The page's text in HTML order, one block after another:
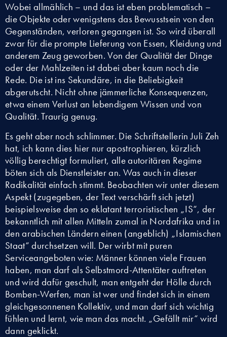
Wobei allmählich – und das ist eben problematisch –
die Objekte oder wenigstens das Bewusstsein von den
Gegenständen, verloren gegangen ist. So wird überall
zwar für die prompte Lieferung von Essen, Kleidung und
anderem Zeug geworben. Von der Qualität der Dinge
oder der Mahlzeiten ist dabei aber kaum noch die
Rede. Die ist ins Sekundäre, in die Beliebigkeit
abgerutscht. Nicht ohne jämmerliche Konsequenzen,
etwa einem Verlust an lebendigem Wissen und von
Qualität. Traurig genug.
Es geht aber noch schlimmer. Die Schriftstellerin Juli Zeh
hat, ich kann dies hier nur apostrophieren, kürzlich
völlig berechtigt formuliert, alle autoritären Regime
böten sich als Dienstleister an. Was auch in dieser
Radikalität einfach stimmt. Beobachten wir unter diesem
Aspekt (zugegeben, der Text verschärft sich jetzt)
beispielsweise den so eklatant terroristischen „IS“, der
bekanntlich mit allen Mitteln zumal in Nordafrika und in
den arabischen Ländern einen (angeblich) „Islamischen
Staat“ durchsetzen will. Der wirbt mit puren
Serviceangeboten wie: Männer können viele Frauen
haben, man darf als Selbstmord-Attentäter auftreten
und wird dafür geschult, man entgeht der Hölle durch
Bomben-Werfen, man ist wer und findet sich in einem
gleichgesonnenen Kollektiv, und man darf sich wichtig
fühlen und lernt, wie man das macht. „Gefällt mir“ wird
dann geklickt.